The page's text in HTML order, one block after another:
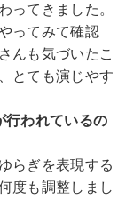
ってきました。
ってみて確認
んも気づいたこ
とても演じやす
われているの
らぎを表現する
度も調整しまし